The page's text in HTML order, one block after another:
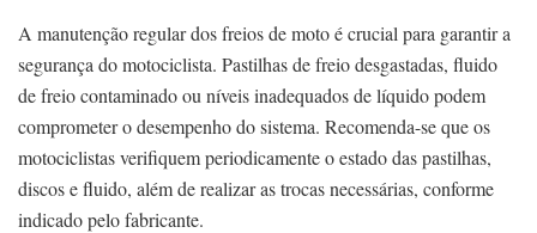
A manutenção regular dos freios de moto é crucial para garantir a
segurança do motociclista. Pastilhas de freio desgastadas, fluido
de freio contaminado ou níveis inadequados de líquido podem
comprometer o desempenho do sistema. Recomenda-se que os
motociclistas verifiquem periodicamente o estado das pastilhas,
discos e fluido, além de realizar as trocas necessárias, conforme
indicado pelo fabricante.